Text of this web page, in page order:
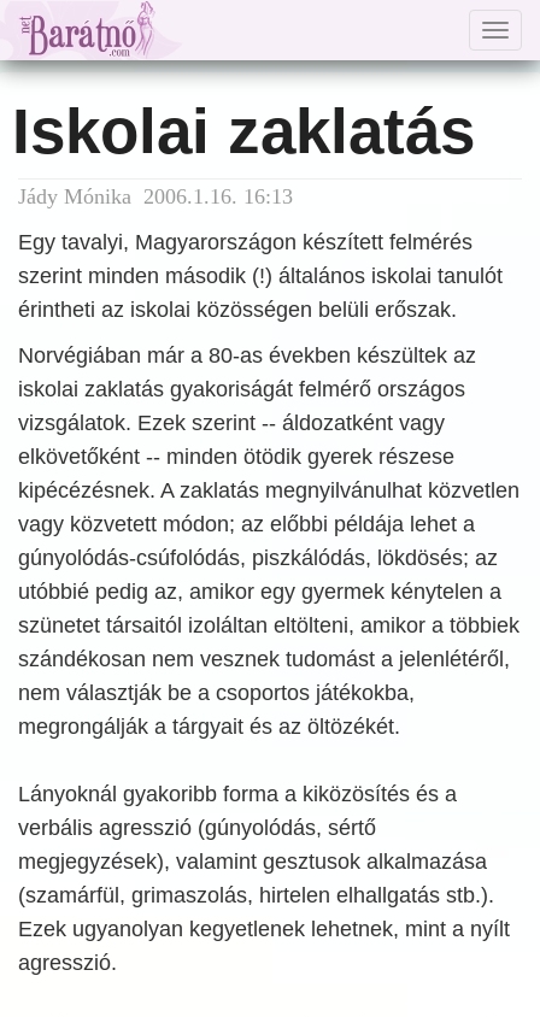
Iskolai zaklatás
Jády Mónika 2006.1.16. 16:13
Egy tavalyi, Magyarországon készített felmérés
szerint minden második (!) általános iskolai tanulót
érintheti az iskolai közösségen belüli erőszak.
Norvégiában már a 80-as években készültek az
iskolai zaklatás gyakoriságát felmérő országos
vizsgálatok. Ezek szerint -- áldozatként vagy
elkövetőként -- minden ötödik gyerek részese
kipécézésnek. A zaklatás megnyilvánulhat közvetlen
vagy közvetett módon; az előbbi példája lehet a
gúnyolódás-csúfolódás, piszkálódás, lökdösés; az
utóbbié pedig az, amikor egy gyermek kénytelen a
szünetet társaitól izoláltan eltölteni, amikor a többiek
szándékosan nem vesznek tudomást a jelenlétéről,
nem választják be a csoportos játékokba,
megrongálják a tárgyait és az öltözékét.
Lányoknál gyakoribb forma a kiközösítés és a
verbális agresszió (gúnyolódás, sértő
megjegyzések), valamint gesztusok alkalmazása
(szamárfül, grimaszolás, hirtelen elhallgatás stb.).
Ezek ugyanolyan kegyetlenek lehetnek, mint a nyílt
agresszió.